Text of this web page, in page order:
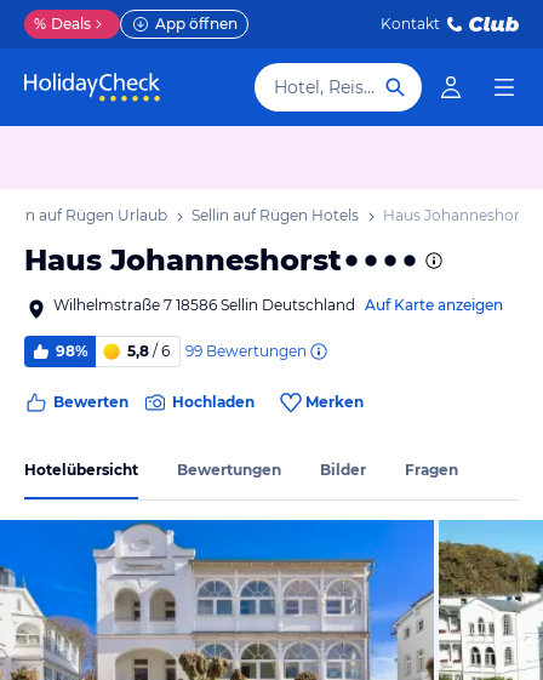
% Deals App öffnen Kontakt
Hotel, Reiseziel
auf Rügen Urlaub Sellin auf Rügen Hotels Haus Johanneshorst
Haus Johanneshorst
Wilhelmstraße 7 18586 Sellin Deutschland Auf Karte anzeigen
98% 5,8 / 6 99 Bewertungen
Bewerten Hochladen Merken
Hotelübersicht Bewertungen Bilder Fragen